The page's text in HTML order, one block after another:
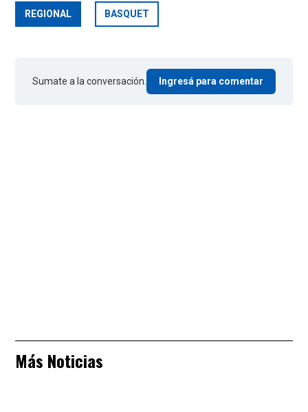
REGIONAL BASQUET
Sumate a la conversación. Ingresá para comentar
Más Noticias